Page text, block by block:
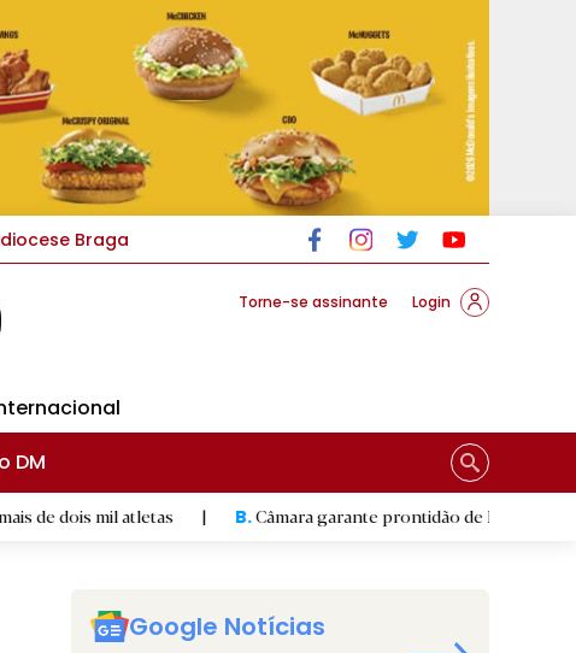
Braga
Torne-se assinante Login
DM
mil atletas | B.Câmara garante prontidão de Braga no resgate
Google Notícias